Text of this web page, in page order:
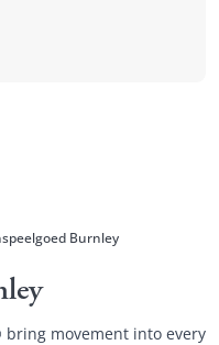
Burnley
bring movement into every